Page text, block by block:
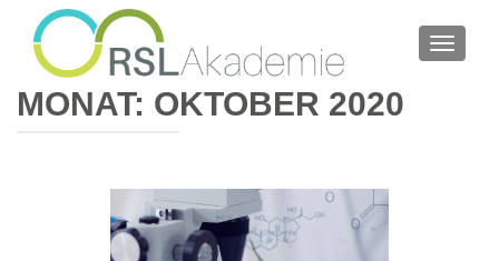
MONAT: OKTOBER 2020